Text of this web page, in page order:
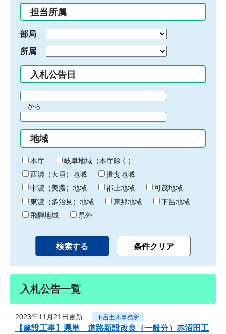
入
力
担当所属
部局
所属
入札公告日
間
始
り
から
間
終
わ
り
地域
本庁
岐阜地域（本庁除く）
西濃（大垣）地域
揖斐地域
中濃（美濃）地域
郡上地域
可茂地域
東濃（多治見）地域
恵那地域
下呂地域
飛騨地域
県外
入札公告一覧
2023年11月21日更新 下呂土木事務所
【建設工事】県単 道路新設改良（一般分）赤沼田工